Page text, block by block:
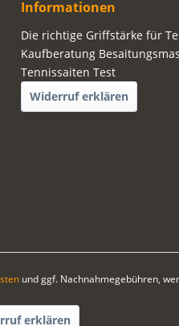
Informationen
Die richtige Griffstärke für
Kaufberatung
Tennissaiten Test
Widerruf erklären
und ggf. Nachnahmegebühren,
erklären